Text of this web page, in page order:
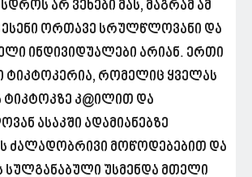
არ ვეხები მას, მაგრამ ამ
ესენი ორთავე სრულწლოვანი და
ინდივიდუალები არიან. ერთი
ტიკტოკერია, რომელიც ყველას
ტიკტოკზე კ@ილით და
ასაკში ადამიანებზე
ძალადობრივი მოწოდებებით და
სულგანაბული უსმენდა მთელი